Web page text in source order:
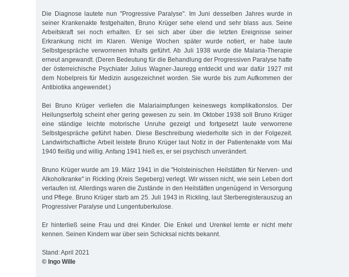
Die Diagnose lautete nun "Progressive Paralyse". Im Juni desselben Jahres wurde in
seiner Krankenakte festgehalten, Bruno Krüger sehe elend und sehr blass aus. Seine
Arbeitskraft sei noch erhalten. Er sei sich aber über die letzten Ereignisse seiner
Erkrankung nicht im Klaren. Wenige Wochen später wurde notiert, er habe laute
Selbstgespräche verworrenen Inhalts geführt. Ab Juli 1938 wurde die Malaria-Therapie
erneut angewandt. (Deren Bedeutung für die Behandlung der Progressiven Paralyse hatte
der österreichische Psychiater Julius Wagner-Jauregg entdeckt und war dafür 1927 mit
dem Nobelpreis für Medizin ausgezeichnet worden. Sie wurde bis zum Aufkommen der
Antibiotika angewendet.)
Bei Bruno Krüger verliefen die Malariaimpfungen keineswegs komplikationslos. Der
Heilungserfolg scheint eher gering gewesen zu sein. Im Oktober 1938 soll Bruno Krüger
eine ständige leichte motorische Unruhe gezeigt und fortgesetzt laute verworrene
Selbstgespräche geführt haben. Diese Beschreibung wiederholte sich in der Folgezeit.
Landwirtschaftliche Arbeit leistete Bruno Krüger laut Notiz in der Patientenakte vom Mai
1940 fleißig und willig. Anfang 1941 hieß es, er sei psychisch unverändert.
Bruno Krüger wurde am 19. März 1941 in die "Holsteinischen Heilstätten für Nerven- und
Alkoholkranke" in Rickling (Kreis Segeberg) verlegt. Wir wissen nicht, wie sein Leben dort
verlaufen ist. Allerdings waren die Zustände in den Heilstätten ungenügend in Versorgung
und Pflege. Bruno Krüger starb am 25. Juli 1943 in Rickling, laut Sterberegisterauszug an
Progressiver Paralyse und Lungentuberkulose.
Er hinterließ seine Frau und drei Kinder. Die Enkel und Urenkel lernte er nicht mehr
kennen. Seinen Kindern war über sein Schicksal nichts bekannt.
Stand: April 2021
© Ingo Wille